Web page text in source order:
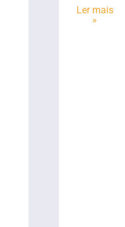
Ler mais
»